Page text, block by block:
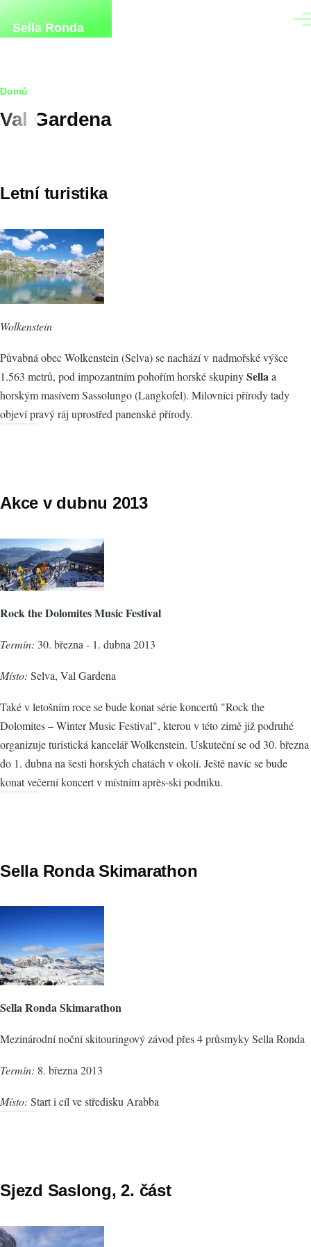
Sella Ronda
Drobečková
navigace
Domů
Val Gardena
Letní turistika
Wolkenstein
Půvabná obec Wolkenstein (Selva) se nachází v nadmořské výšce
1.563 metrů, pod impozantním pohořím horské skupinySellaa
horským masívem Sassolungo (Langkofel). Milovníci přírody tady
objeví pravý ráj uprostřed panenské přírody.
Akce v dubnu 2013
Rock the Dolomites Music Festival
Termín: 30. března - 1. dubna 2013
Místo: Selva, Val Gardena
Také v letošním roce se bude konat série koncertů "Rock the
Dolomites – Winter Music Festival", kterou v této zimě již podruhé
organizuje turistická kancelář Wolkenstein. Uskuteční se od 30. března
do 1. dubna na šesti horských chatách v okolí. Ještě navíc se bude
konat večerní koncert v místním après-ski podniku.
Sella Ronda Skimarathon
Sella Ronda Skimarathon
Mezinárodní noční skitouringový závod přes 4 průsmyky Sella Ronda
Termín: 8. března 2013
Místo: Start i cíl ve středisku Arabba
Sjezd Saslong, 2. část